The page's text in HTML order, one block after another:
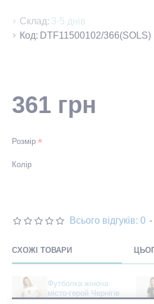
Склад: 3-5 днів
Код: DTF11500102/366(SOLS)
Всього відгуків: 0 -
361 грн
Розмір
Колір
СХОЖІ ТОВАРИ
Футболка жіноча
місто-герой Чернігів